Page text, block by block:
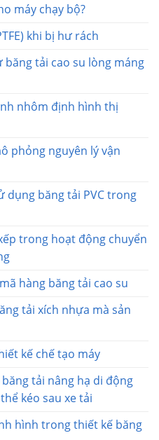
máy chạy bộ?
khi bị hư rách
tải cao su lòng máng
nhôm định hình thị
phỏng nguyên lý vận
dụng băng tải PVC trong
trong hoạt động chuyển
hàng băng tải cao su
tải xích nhựa mà sản
kế chế tạo máy
tải nâng hạ di động
kéo sau xe tải
hình trong thiết kế băng